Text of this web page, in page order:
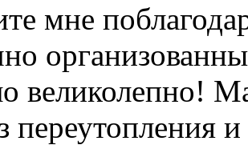
мне
великолепно!
переутопления